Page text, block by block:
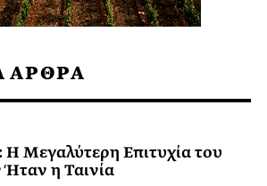
ΑΡΘΡΑ
Η Μεγαλύτερη Επιτυχία του
η Ταινία